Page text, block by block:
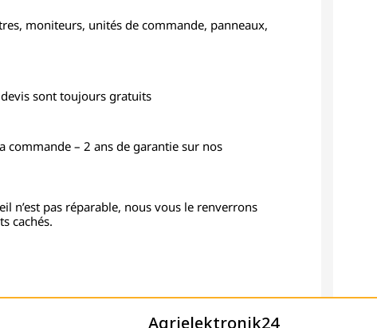
moniteurs, unités de commande, panneaux,
sont toujours gratuits
commande – 2 ans de garantie sur nos
n’est pas réparable, nous vous le renverrons
cachés.
Agrielektronik24